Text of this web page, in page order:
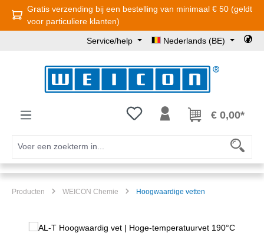
Ga naar de hoofdinhoud
Gratis verzending bij een bestelling van minimaal € 50 (geldt
voor particuliere klanten)
Service/help Nederlands (BE)
Je hebt 0 items op je€ 0,00*
Producten WEICON Chemie Hoogwaardige vetten
Afbeeldingengalerij overslaan